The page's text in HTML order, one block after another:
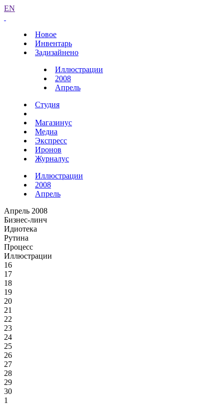
EN
Новое
Инвентарь
Задизайнено
Иллюстрации
2008
Апрель
Студия
Магазинус
Медиа
Экспресс
Иронов
Журналус
Иллюстрации
2008
Апрель
Апрель 2008
Бизнес-линч
Идиотека
Рутина
Процесс
Иллюстрации
16
17
18
19
20
21
22
23
24
25
26
27
28
29
30
1